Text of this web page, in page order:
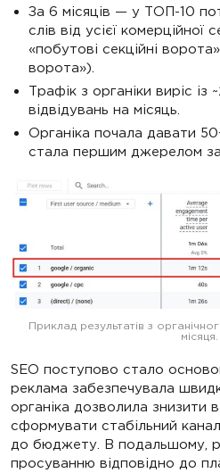
За 6 місяців — у ТОП-10
слів від усієї комерційної
«побутові секційні
ворота»).
Трафік з органіки виріс
відвідувань на місяць.
Органіка почала давати
стала першим джерелом
Приклад результатів з
місяця.
SEO поступово стало
реклама забезпечувала
органіка дозволила знизити
сформувати стабільний
до бюджету. В подальшому,
просуванню відповідно до